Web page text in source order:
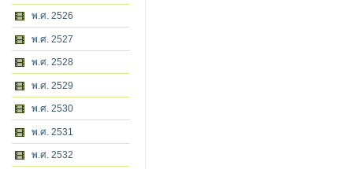
พ.ศ. 2526
พ.ศ. 2527
พ.ศ. 2528
พ.ศ. 2529
พ.ศ. 2530
พ.ศ. 2531
พ.ศ. 2532